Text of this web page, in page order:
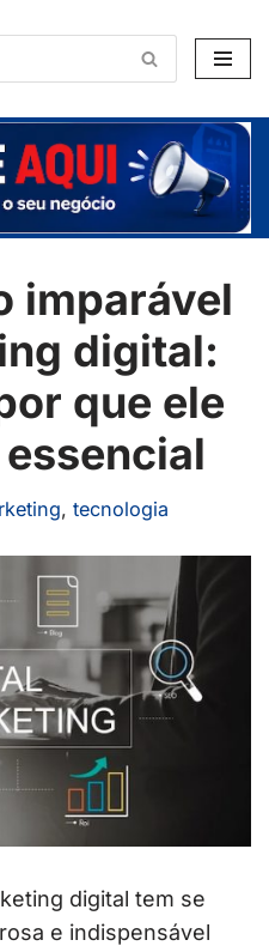
imparável
digital:
que ele
, tecnologia
digital tem se
e indispensável